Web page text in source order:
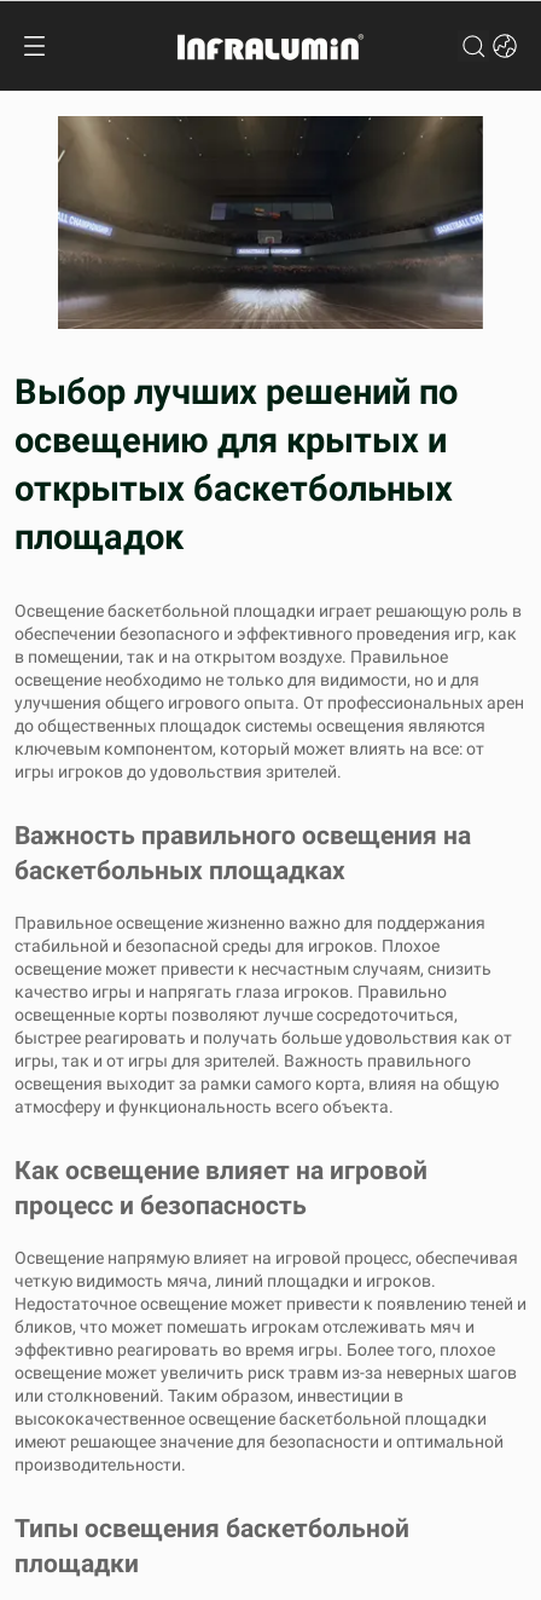
Выбор лучших решений по
освещению для крытых и
открытых баскетбольных
площадок
Освещение баскетбольной площадки играет решающую роль в
обеспечении безопасного и эффективного проведения игр, как
в помещении, так и на открытом воздухе. Правильное
освещение необходимо не только для видимости, но и для
улучшения общего игрового опыта. От профессиональных арен
до общественных площадок системы освещения являются
ключевым компонентом, который может влиять на все: от
игры игроков до удовольствия зрителей.
Важность правильного освещения на
баскетбольных площадках
Правильное освещение жизненно важно для поддержания
стабильной и безопасной среды для игроков. Плохое
освещение может привести к несчастным случаям, снизить
качество игры и напрягать глаза игроков. Правильно
освещенные корты позволяют лучше сосредоточиться,
быстрее реагировать и получать больше удовольствия как от
игры, так и от игры для зрителей. Важность правильного
освещения выходит за рамки самого корта, влияя на общую
атмосферу и функциональность всего объекта.
Как освещение влияет на игровой
процесс и безопасность
Освещение напрямую влияет на игровой процесс, обеспечивая
четкую видимость мяча, линий площадки и игроков.
Недостаточное освещение может привести к появлению теней и
бликов, что может помешать игрокам отслеживать мяч и
эффективно реагировать во время игры. Более того, плохое
освещение может увеличить риск травм из-за неверных шагов
или столкновений. Таким образом, инвестиции в
высококачественное освещение баскетбольной площадки
имеют решающее значение для безопасности и оптимальной
производительности.
Типы освещения баскетбольной
площадки